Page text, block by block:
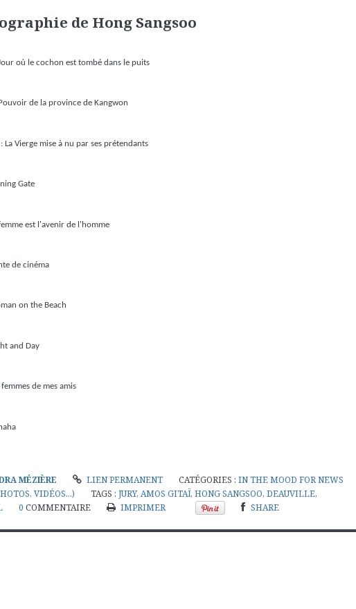
de Hong Sangsoo
où le cochon est tombé dans le puits
de la province de Kangwon
La Vierge mise à nu par ses prétendants
Gate
est l'avenir de l'homme
de cinéma
on the Beach
and Day
de mes amis
MÉZIÈRE LIEN PERMANENT CATÉGORIES :IN THE MOOD FOR NEWS
VIDÉOS...)
TAGS : JURY, AMOS GITAÏ, HONG SANGSOO, DEAUVILLE,
0 COMMENTAIRE IMPRIMER SHARE